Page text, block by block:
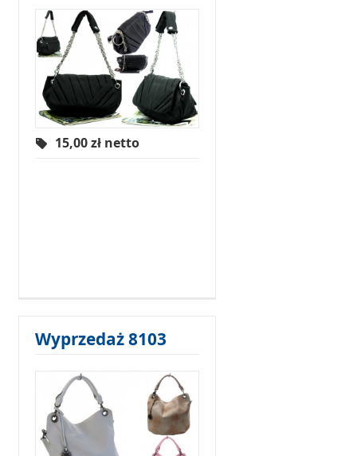
15,00zł netto
Wyprzedaż 8103